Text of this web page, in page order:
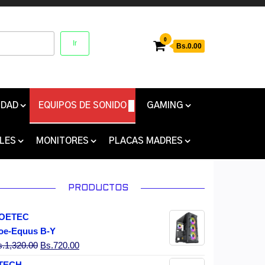
Ir
0
Bs.0.00
EQUIPOS DE SONIDO GAMING
MONITORES PLACAS MADRES
PRODUCTOS
Equus B-Y
1,320.00 El precio original era: Bs.1,320.00.
Bs.720.00El precio actual es: Bs.720.00.